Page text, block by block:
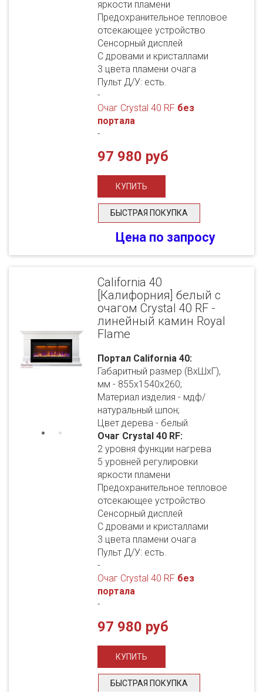
яркости пламени
Предохранительное тепловое
отсекающее устройство
Сенсорный дисплей
С дровами и кристаллами
3 цвета пламени очага
Пульт Д/У: есть.
-
Очаг Crystal 40 RF без
портала
-
97 980 руб
БЫСТРАЯ ПОКУПКА
Цена по запросу
California 40
[Калифорния] белый с
очагом Crystal 40 RF -
линейный камин Royal
Flame
Портал California 40:
Габаритный размер (ВхШхГ),
мм - 855х1540х260;
Материал изделия - мдф/
натуральный шпон;
Цвет дерева - белый.
Очаг Crystal 40 RF:
2 уровня функции нагрева
5 уровней регулировки
яркости пламени
Предохранительное тепловое
отсекающее устройство
Сенсорный дисплей
С дровами и кристаллами
3 цвета пламени очага
Пульт Д/У: есть.
-
Очаг Crystal 40 RF без
портала
-
97 980 руб
БЫСТРАЯ ПОКУПКА